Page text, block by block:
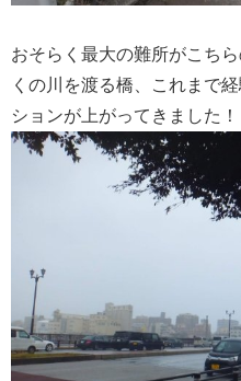
おそらく最大の難所がこち
くの川を渡る橋、これまで
ションが上がってきました！